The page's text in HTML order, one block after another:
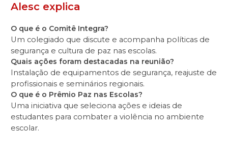
Alesc explica
O que é o Comitê Integra?
Um colegiado que discute e acompanha políticas de
segurança e cultura de paz nas escolas.
Quais ações foram destacadas na reunião?
Instalação de equipamentos de segurança, reajuste de
profissionais e seminários regionais.
O que é o Prêmio Paz nas Escolas?
Uma iniciativa que seleciona ações e ideias de
estudantes para combater a violência no ambiente
escolar.